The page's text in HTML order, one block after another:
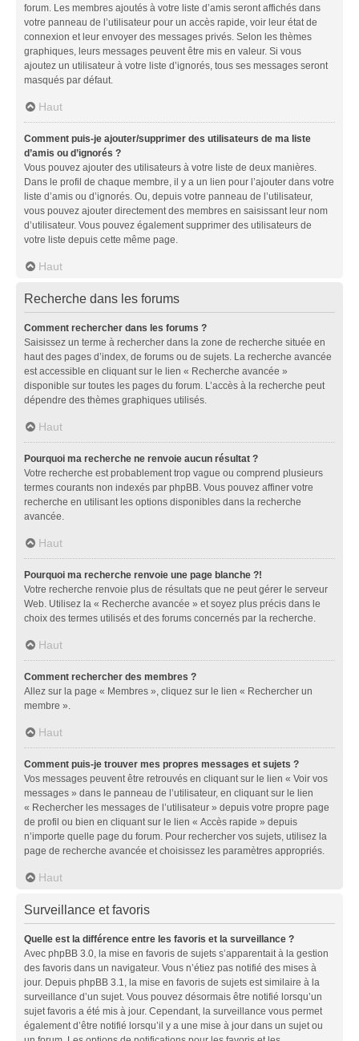
forum. Les membres ajoutés à votre liste d’amis seront affichés dans
votre panneau de l’utilisateur pour un accès rapide, voir leur état de
connexion et leur envoyer des messages privés. Selon les thèmes
graphiques, leurs messages peuvent être mis en valeur. Si vous
ajoutez un utilisateur à votre liste d’ignorés, tous ses messages seront
masqués par défaut.
Haut
Comment puis-je ajouter/supprimer des utilisateurs de ma liste
d’amis ou d’ignorés ?
Vous pouvez ajouter des utilisateurs à votre liste de deux manières.
Dans le profil de chaque membre, il y a un lien pour l’ajouter dans votre
liste d’amis ou d’ignorés. Ou, depuis votre panneau de l’utilisateur,
vous pouvez ajouter directement des membres en saisissant leur nom
d’utilisateur. Vous pouvez également supprimer des utilisateurs de
votre liste depuis cette même page.
Haut
Recherche dans les forums
Comment rechercher dans les forums ?
Saisissez un terme à rechercher dans la zone de recherche située en
haut des pages d’index, de forums ou de sujets. La recherche avancée
est accessible en cliquant sur le lien « Recherche avancée »
disponible sur toutes les pages du forum. L’accès à la recherche peut
dépendre des thèmes graphiques utilisés.
Haut
Pourquoi ma recherche ne renvoie aucun résultat ?
Votre recherche est probablement trop vague ou comprend plusieurs
termes courants non indexés par phpBB. Vous pouvez affiner votre
recherche en utilisant les options disponibles dans la recherche
avancée.
Haut
Pourquoi ma recherche renvoie une page blanche ?!
Votre recherche renvoie plus de résultats que ne peut gérer le serveur
Web. Utilisez la « Recherche avancée » et soyez plus précis dans le
choix des termes utilisés et des forums concernés par la recherche.
Haut
Comment rechercher des membres ?
Allez sur la page « Membres », cliquez sur le lien « Rechercher un
membre ».
Haut
Comment puis-je trouver mes propres messages et sujets ?
Vos messages peuvent être retrouvés en cliquant sur le lien « Voir vos
messages » dans le panneau de l’utilisateur, en cliquant sur le lien
« Rechercher les messages de l’utilisateur » depuis votre propre page
de profil ou bien en cliquant sur le lien « Accès rapide » depuis
n’importe quelle page du forum. Pour rechercher vos sujets, utilisez la
page de recherche avancée et choisissez les paramètres appropriés.
Haut
Surveillance et favoris
Quelle est la différence entre les favoris et la surveillance ?
Avec phpBB 3.0, la mise en favoris de sujets s’apparentait à la gestion
des favoris dans un navigateur. Vous n’étiez pas notifié des mises à
jour. Depuis phpBB 3.1, la mise en favoris de sujets est similaire à la
surveillance d’un sujet. Vous pouvez désormais être notifié lorsqu’un
sujet favoris a été mis à jour. Cependant, la surveillance vous permet
également d’être notifié lorsqu’il y a une mise à jour dans un sujet ou